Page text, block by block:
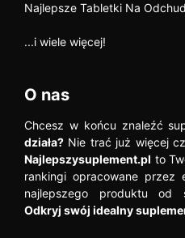
Najlepsze Tabletki Na
...i wiele więcej!
O nas
Chcesz w końcu znaleźć
działa? Nie trać już więcej
Najlepszysuplement.pl to
rankingi opracowane przez
najlepszego produktu od
Odkryj swój idealny